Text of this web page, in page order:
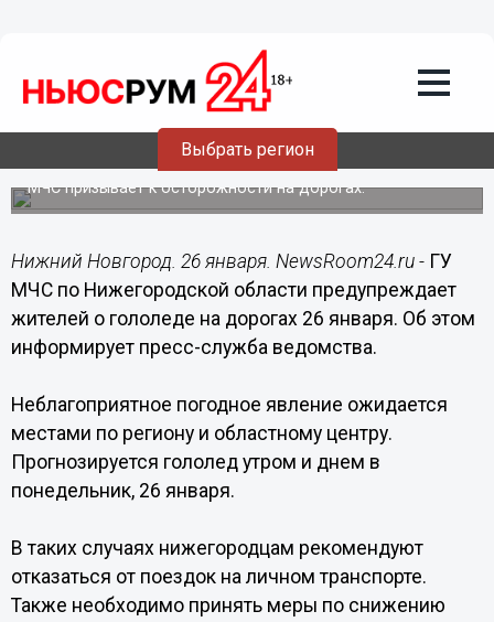
Выбрать регион
Гололедица прогнозируется в
Нижегородской области в течение дня
МЧС призывает к осторожности на дорогах.
Нижний Новгород. 26 января. NewsRoom24.ru - ГУ
МЧС по Нижегородской области предупреждает
жителей о гололеде на дорогах 26 января. Об этом
информирует пресс-служба ведомства.
Неблагоприятное погодное явление ожидается
местами по региону и областному центру.
Прогнозируется гололед утром и днем в
понедельник, 26 января.
В таких случаях нижегородцам рекомендуют
отказаться от поездок на личном транспорте.
Также необходимо принять меры по снижению